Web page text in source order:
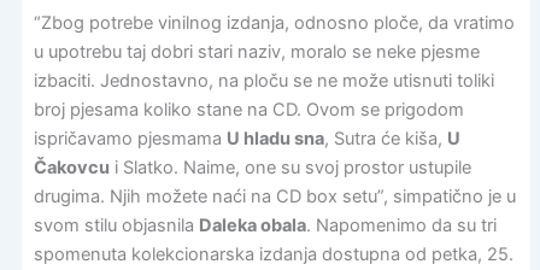
“Zbog potrebe vinilnog izdanja, odnosno ploče, da vratimo
u upotrebu taj dobri stari naziv, moralo se neke pjesme
izbaciti. Jednostavno, na ploču se ne može utisnuti toliki
broj pjesama koliko stane na CD. Ovom se prigodom
ispričavamo pjesmama U hladu sna, Sutra će kiša, U
Čakovcu i Slatko. Naime, one su svoj prostor ustupile
drugima. Njih možete naći na CD box setu”, simpatično je u
svom stilu objasnila Daleka obala. Napomenimo da su tri
spomenuta kolekcionarska izdanja dostupna od petka, 25.